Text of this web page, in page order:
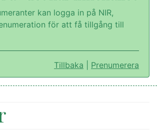
kan logga in på NIR,
för att få tillgång till
Tillbaka Prenumerera